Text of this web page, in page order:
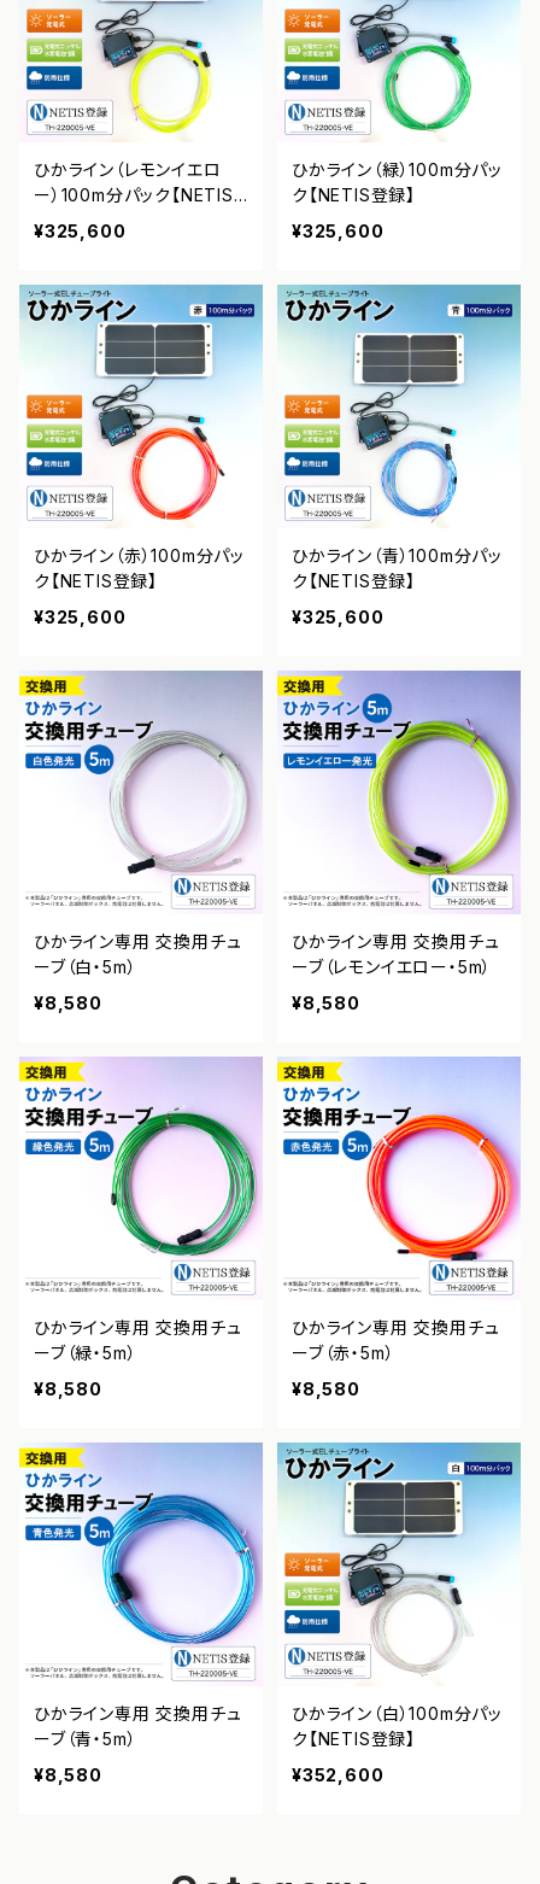
ひかライン（レモンイエロ
ー）100m分パック【NETIS
登録】
¥325,600
ひかライン（緑）100m分パッ
ク【NETIS登録】
¥325,600
ひかライン（赤）100m分パッ
ク【NETIS登録】
¥325,600
ひかライン（青）100m分パッ
ク【NETIS登録】
¥325,600
ひかライン専用 交換用チュ
ーブ（白・5m）
¥8,580
ひかライン専用 交換用チュ
ーブ（レモンイエロー・5m）
¥8,580
ひかライン専用 交換用チュ
ーブ（緑・5m）
¥8,580
ひかライン専用 交換用チュ
ーブ（赤・5m）
¥8,580
ひかライン専用 交換用チュ
ーブ（青・5m）
¥8,580
ひかライン（白）100m分パッ
ク【NETIS登録】
¥352,600